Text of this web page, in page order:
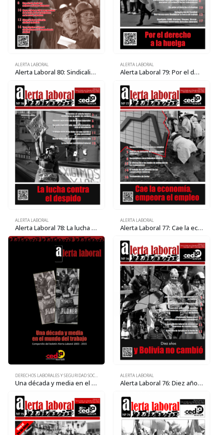
ALERTA LABORAL
Alerta Laboral 80: Sindicalismo en Bolivia
ALERTA LABORAL
Alerta Laboral 79: Por el derecho a la huelga
ALERTA LABORAL
Alerta Laboral 78: La lucha contra el despido
ALERTA LABORAL
Alerta Laboral 77: Cae la economía, empeora el empleo
DERECHOS LABORALES Y SEGURIDAD SOCIAL
Una década y media en el mundo del trabajo
ALERTA LABORAL
Alerta Laboral 76: Diez años y Bolivia no cambió